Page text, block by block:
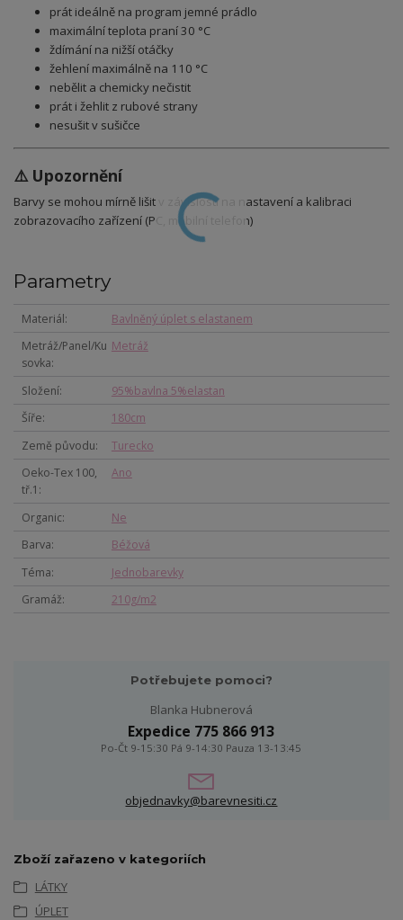
prát ideálně na program jemné prádlo
maximální teplota praní 30 °C
ždímání na nižší otáčky
žehlení maximálně na 110 °C
nebělit a chemicky nečistit
prát i žehlit z rubové strany
nesušit v sušičce
⚠️ Upozornění
Barvy se mohou mírně lišit v závislosti na nastavení a kalibraci
zobrazovacího zařízení (PC, mobilní telefon)
Parametry
Materiál
Bavlněný úplet s elastanem
Metráž/Panel/Ku
sovka
Metráž
Složení
95%bavlna 5%elastan
Šíře
180cm
Země původu
Turecko
Oeko-Tex 100,
tř.1
Ano
Organic
Ne
Barva
Béžová
Téma
Jednobarevky
Gramáž
210g/m2
Potřebujete pomoci?
Blanka Hubnerová
Expedice 775 866 913
Po-Čt 9-15:30 Pá 9-14:30 Pauza 13-13:45
objednavky@barevnesiti.cz
Zboží zařazeno v kategoriích
LÁTKY
ÚPLET